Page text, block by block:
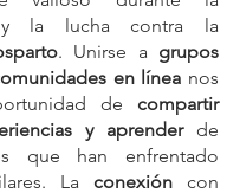
. Unirse a grupos
en línea nos
de compartir
y aprender de
que han enfrentado
La conexión con